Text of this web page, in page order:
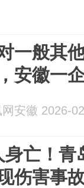
一般其
安徽一
网安徽 2026-
身亡！青
伤害事